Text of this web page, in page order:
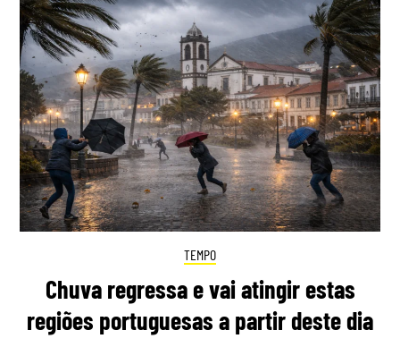
TEMPO
Chuva regressa e vai atingir estas
regiões portuguesas a partir deste dia